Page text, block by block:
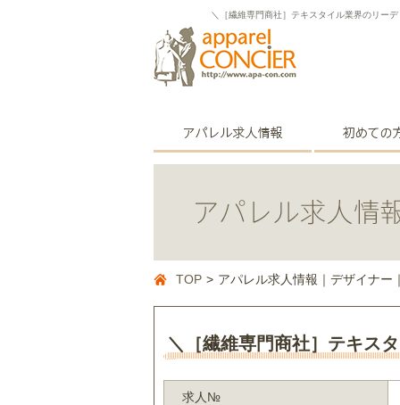
＼［繊維専門商社］テキスタイル業界のリー
TOP > アパレル求人情報｜デザイナー
＼［繊維専門商社］テキス
求人№